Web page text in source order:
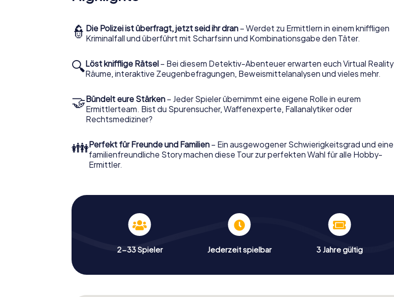
👮 Die Polizei ist überfragt, jetzt seid ihr dran – Werdet zu Ermittlern in einem kniffligen
Kriminalfall und überführt mit Scharfsinn und Kombinationsgabe den Täter.
🔍Löst knifflige Rätsel – Bei diesem Detektiv-Abenteuer erwarten euch Virtual Reality
Räume, interaktive Zeugenbefragungen, Beweismittelanalysen und vieles mehr.
🤝Bündelt eure Stärken – Jeder Spieler übernimmt eine eigene Rolle in eurem
Ermittlerteam. Bist du Spurensucher, Waffenexperte, Fallanalytiker oder
Rechtsmediziner?
👪Perfekt für Freunde und Familien – Ein ausgewogener Schwierigkeitsgrad und eine
familienfreundliche Story machen diese Tour zur perfekten Wahl für alle Hobby-
Ermittler.
2-33 Spieler Jederzeit spielbar 3 Jahre gültig